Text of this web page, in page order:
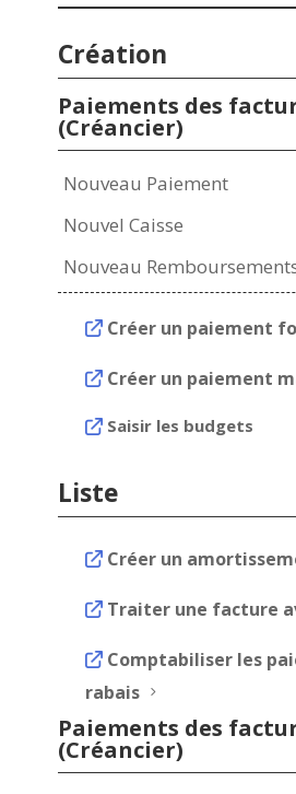
Création
Paiements des
(Créancier)
Nouveau Paiement
Nouvel Caisse
Nouveau
Créer un paiement
Créer un paiement
Saisir les budgets
Liste
Créer un
Traiter une facture
Comptabiliser les
rabais
5
Paiements des
(Créancier)